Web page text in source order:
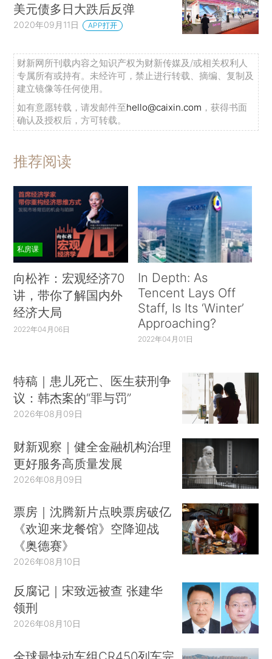
美元债多日大跌后反弹
2020年09月11日 APP打开
财新网所刊载内容之知识产权为财新传媒及/或相关权利人
专属所有或持有。未经许可，禁止进行转载、摘编、复制及
建立镜像等任何使用。
如有意愿转载，请发邮件至hello@caixin.com ，获得书面
确认及授权后，方可转载。
推荐阅读
私房课
向松祚：宏观经济70
讲，带你了解国内外
经济大局
2022年04月06日
In Depth: As
Tencent Lays Off
Staff, Is Its ‘Winter’
Approaching?
2022年04月01日
特稿｜患儿死亡、医生获刑争
议：韩杰案的“罪与罚”
2026年08月09日
财新观察｜健全金融机构治理
更好服务高质量发展
2026年08月09日
票房｜沈腾新片点映票房破亿
《欢迎来龙餐馆》空降迎战
《奥德赛》
2026年08月10日
反腐记｜宋致远被查 张建华
领刑
2026年08月10日